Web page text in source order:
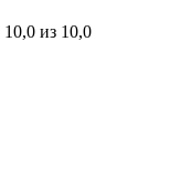
10,0 из 10,0